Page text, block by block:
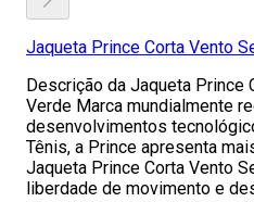
Jaqueta Prince Corta Vento
Descrição da Jaqueta Prince
Verde Marca mundialmente
desenvolvimentos
Tênis, a Prince apresenta
Jaqueta Prince Corta Vento
liberdade de movimento e